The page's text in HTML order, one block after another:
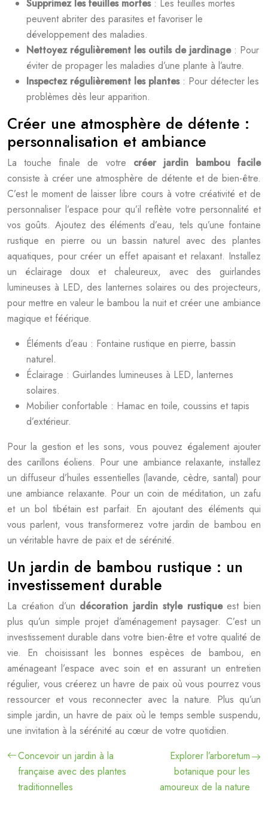
Supprimez les feuilles mortes : Les feuilles mortes
peuvent abriter des parasites et favoriser le
développement des maladies.
Nettoyez régulièrement les outils de jardinage : Pour
éviter de propager les maladies d’une plante à l’autre.
Inspectez régulièrement les plantes : Pour détecter les
problèmes dès leur apparition.
Créer une atmosphère de détente :
personnalisation et ambiance
La touche finale de votre créer jardin bambou facile
consiste à créer une atmosphère de détente et de bien-être.
C’est le moment de laisser libre cours à votre créativité et de
personnaliser l’espace pour qu’il reflète votre personnalité et
vos goûts. Ajoutez des éléments d’eau, tels qu’une fontaine
rustique en pierre ou un bassin naturel avec des plantes
aquatiques, pour créer un effet apaisant et relaxant. Installez
un éclairage doux et chaleureux, avec des guirlandes
lumineuses à LED, des lanternes solaires ou des projecteurs,
pour mettre en valeur le bambou la nuit et créer une ambiance
magique et féérique.
Éléments d’eau : Fontaine rustique en pierre, bassin
naturel.
Éclairage : Guirlandes lumineuses à LED, lanternes
solaires.
Mobilier confortable : Hamac en toile, coussins et tapis
d’extérieur.
Pour la gestion et les sons, vous pouvez également ajouter
des carillons éoliens. Pour une ambiance relaxante, installez
un diffuseur d’huiles essentielles (lavande, cèdre, santal) pour
une ambiance relaxante. Pour un coin de méditation, un zafu
et un bol tibétain est parfait. En ajoutant des éléments qui
vous parlent, vous transformerez votre jardin de bambou en
un véritable havre de paix et de sérénité.
Un jardin de bambou rustique : un
investissement durable
La création d’un décoration jardin style rustiqueest bien
plus qu’un simple projet d’aménagement paysager. C’est un
investissement durable dans votre bien-être et votre qualité de
vie. En choisissant les bonnes espèces de bambou, en
aménageant l’espace avec soin et en assurant un entretien
régulier, vous créerez un havre de paix où vous pourrez vous
ressourcer et vous reconnecter avec la nature. Plus qu’un
simple jardin, un havre de paix où le temps semble suspendu,
une invitation à la sérénité au cœur de votre quotidien.
Concevoir un jardin à la
française avec des plantes
traditionnelles
Explorer l’arboretum
botanique pour les
amoureux de la nature